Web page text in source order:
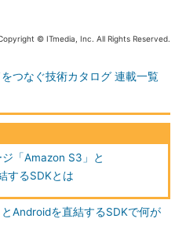
© ITmedia, Inc. All Rights Reserved.
つなぐ技術カタログ 連載一覧
「Amazon S3」と
するSDKとは
Androidを直結するSDKで何が